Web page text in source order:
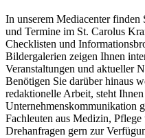
In unserem Mediacenter finden
und Termine im St. Carolus
Checklisten und
Bildergalerien zeigen Ihnen
Veranstaltungen und aktueller
Benötigen Sie darüber hinaus
redaktionelle Arbeit, steht Ihnen
Unternehmenskommunikation
Fachleuten aus Medizin,
Drehanfragen gern zur